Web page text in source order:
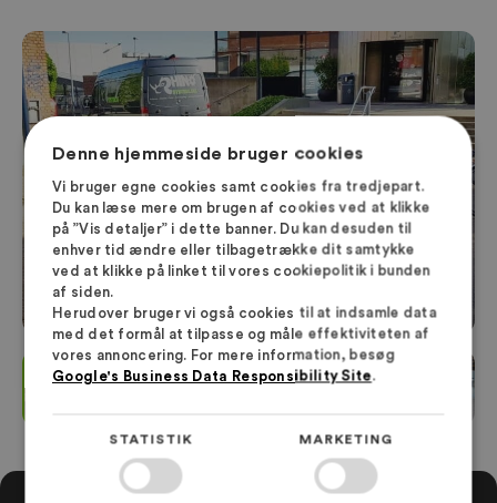
Denne hjemmeside bruger cookies
Vi bruger egne cookies samt cookies fra tredjepart.
Du kan læse mere om brugen af cookies ved at klikke
på ”Vis detaljer” i dette banner. Du kan desuden til
enhver tid ændre eller tilbagetrække dit samtykke
ved at klikke på linket til vores cookiepolitik i bunden
af siden.
Herudover bruger vi også cookies til at indsamle data
med det formål at tilpasse og måle effektiviteten af
vores annoncering. For mere information, besøg
Google's Business Data Responsibility Site.
STATISTIK MARKETING